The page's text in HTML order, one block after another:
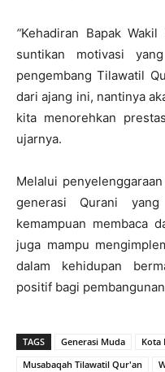
“Kehadiran Bapak
suntikan motivasi
pengembang Tilawatil
dari ajang ini, nantinya
kita menorehkan
ujarnya.
Melalui
generasi Qurani
kemampuan membaca
juga mampu
dalam kehidupan
positif bagi
TAGS Generasi Muda Kota
Musabaqah Tilawatil Qur'an